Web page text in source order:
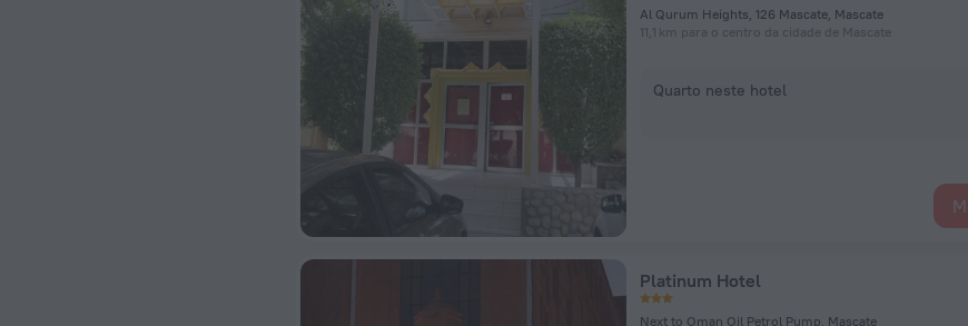
Al Qurum Heights, 126 Mascate, Mascate
11,1 km para o centro da cidade de Mascate
Quarto neste hotel
Platinum Hotel
Next to Oman Oil Petrol Pump, Mascate